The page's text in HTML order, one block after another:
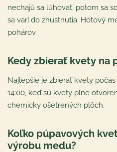
nechajú sa lúhovať, potom sa
sa varí do zhustnutia. Hotový
pohárov.
Kedy zbierať kvety na
Najlepšie je zbierať kvety
14:00, keď sú kvety plne
chemicky ošetrených plôch.
Koľko púpavových
výrobu medu?